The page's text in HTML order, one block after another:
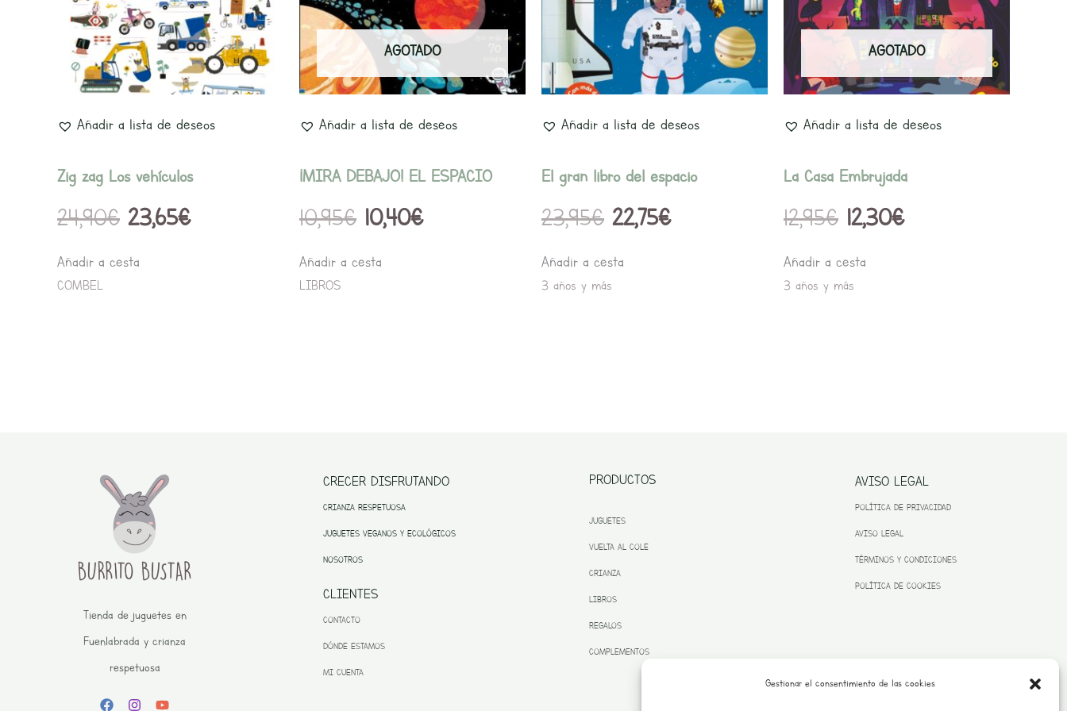
Gestionar el consentimiento de las cookies
Añadir a lista de deseos
Zig zag Los vehículos
24,90€
24,90€.
23,65€
23,65€.
Añadir a cesta
COMBEL
AGOTADO
Añadir a lista de deseos
¡MIRA DEBAJO! EL ESPACIO
10,95€
10,95€.
10,40€
10,40€.
Añadir a cesta
LIBROS
Añadir a lista de deseos
El gran libro del espacio
23,95€
23,95€.
22,75€
22,75€.
Añadir a cesta
3 años y más
AGOTADO
Añadir a lista de deseos
La Casa Embrujada
12,95€
12,95€.
12,30€
12,30€.
Añadir a cesta
3 años y más
Tienda de juguetes en
Fuenlabrada y crianza
respetuosa
CRECER DISFRUTANDO
CRIANZA RESPETUOSA
JUGUETES VEGANOS Y ECOLÓGICOS
NOSOTROS
CLIENTES
CONTACTO
DÓNDE ESTAMOS
MI CUENTA
PRODUCTOS
JUGUETES
VUELTA AL COLE
CRIANZA
LIBROS
REGALOS
COMPLEMENTOS
AVISO LEGAL
POLÍTICA DE PRIVACIDAD
AVISO LEGAL
TÉRMINOS Y CONDICIONES
POLÍTICA DE COOKIES